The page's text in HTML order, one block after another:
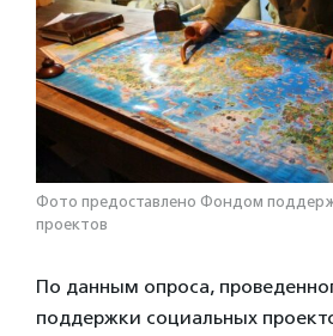
Фото предоставлено Фондом
проектов
По данным опроса,
поддержки социальных